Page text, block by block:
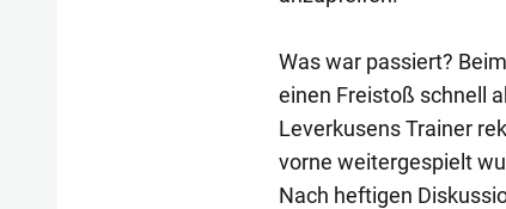
Was war passiert?
einen Freistoß schnell
Leverkusens Trainer
vorne weitergespielt
Nach heftigen